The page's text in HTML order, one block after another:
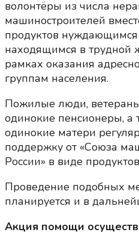
волонтёры из числа
машиностроителей
продуктов
находящимся в трудной
рамках оказания
группам населения.
Пожилые люди,
одинокие пенсионеры, а
одинокие матери
поддержку от «Союза
России» в виде
Проведение подобных
планируется и в
Акция помощи